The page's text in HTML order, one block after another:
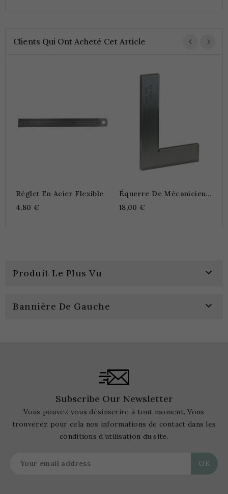
Clients Qui Ont Acheté Cet Article
Réglet En Acier Flexible
4,80 €
Équerre De Mécanicien
18,00 €
Produit Le Plus Vu 
Bannière De Gauche 
Subscribe Our Newsletter
Vous pouvez vous désinscrire à tout moment. Vous
trouverez pour cela nos informations de contact dans les
conditions d'utilisation du site.